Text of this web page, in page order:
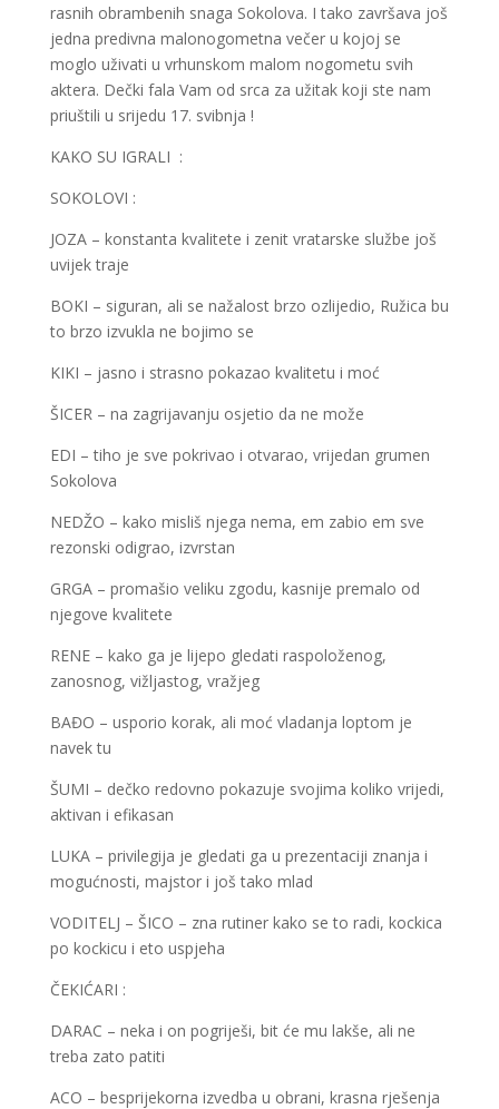
rasnih obrambenih snaga Sokolova. I tako završava još
jedna predivna malonogometna večer u kojoj se
moglo uživati u vrhunskom malom nogometu svih
aktera. Dečki fala Vam od srca za užitak koji ste nam
priuštili u srijedu 17. svibnja !
KAKO SU IGRALI :
SOKOLOVI :
JOZA – konstanta kvalitete i zenit vratarske službe još
uvijek traje
BOKI – siguran, ali se nažalost brzo ozlijedio, Ružica bu
to brzo izvukla ne bojimo se
KIKI – jasno i strasno pokazao kvalitetu i moć
ŠICER – na zagrijavanju osjetio da ne može
EDI – tiho je sve pokrivao i otvarao, vrijedan grumen
Sokolova
NEDŽO – kako misliš njega nema, em zabio em sve
rezonski odigrao, izvrstan
GRGA – promašio veliku zgodu, kasnije premalo od
njegove kvalitete
RENE – kako ga je lijepo gledati raspoloženog,
zanosnog, vižljastog, vražjeg
BAĐO – usporio korak, ali moć vladanja loptom je
navek tu
ŠUMI – dečko redovno pokazuje svojima koliko vrijedi,
aktivan i efikasan
LUKA – privilegija je gledati ga u prezentaciji znanja i
mogućnosti, majstor i još tako mlad
VODITELJ – ŠICO – zna rutiner kako se to radi, kockica
po kockicu i eto uspjeha
ČEKIĆARI :
DARAC – neka i on pogriješi, bit će mu lakše, ali ne
treba zato patiti
ACO – besprijekorna izvedba u obrani, krasna rješenja